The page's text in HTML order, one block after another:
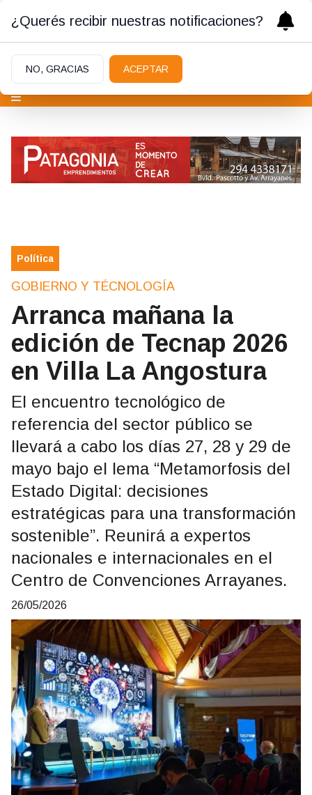
Política
GOBIERNO Y TÉCNOLOGÍA
Arranca mañana la
edición de Tecnap 2026
en Villa La Angostura
El encuentro tecnológico de
referencia del sector público se
llevará a cabo los días 27, 28 y 29 de
mayo bajo el lema “Metamorfosis del
Estado Digital: decisiones
estratégicas para una transformación
sostenible”. Reunirá a expertos
nacionales e internacionales en el
Centro de Convenciones Arrayanes.
26/05/2026
¿Querés recibir nuestras notificaciones?
NO, GRACIAS ACEPTAR